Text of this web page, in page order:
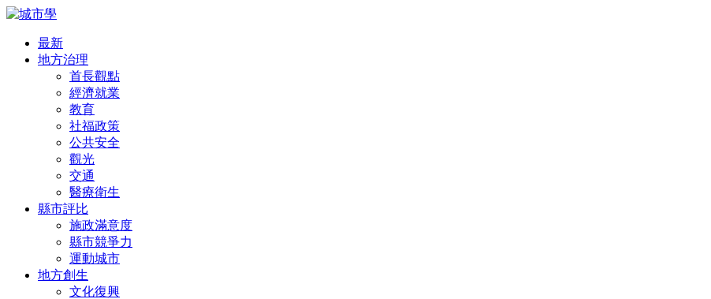
最新
地方治理
首長觀點
經濟就業
教育
社福政策
公共安全
觀光
交通
醫療衛生
縣市評比
施政滿意度
縣市競爭力
運動城市
地方創生
文化復興